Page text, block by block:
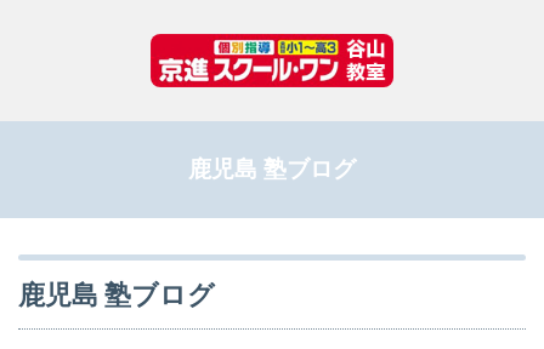
鹿児島 塾ブログ
鹿児島 塾ブログ